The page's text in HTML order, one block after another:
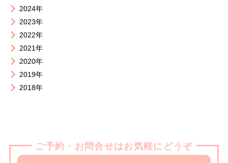
2024年
2023年
2022年
2021年
2020年
2019年
2018年
ご予約・お問合せはお気軽にどうぞ